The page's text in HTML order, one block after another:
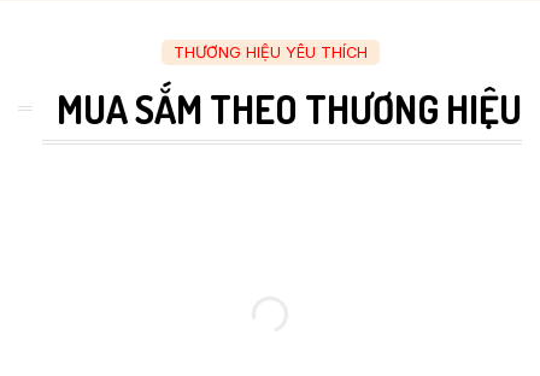
THƯƠNG HIỆU YÊU THÍCH
MUA SẮM THEO THƯƠNG HIỆU